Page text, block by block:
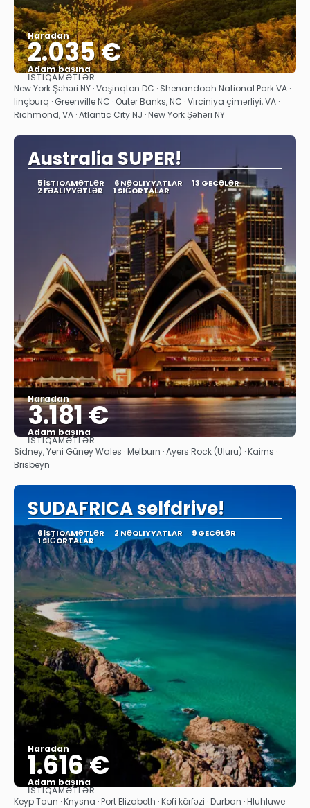
Haradan
2.035 €
Adam başına
Baxın
İSTIQAMƏTLƏR
New York Şəhəri NY · Vaşinqton DC · Shenandoah National Park VA ·
linçburq · Greenville NC · Outer Banks, NC · Virciniya çimərliyi, VA ·
Richmond, VA · Atlantic City NJ · New York Şəhəri NY
Australia SUPER!
5 İSTIQAMƏTLƏR 6 NƏQLIYYATLAR 13 GECƏLƏR
2 FƏALIYYƏTLƏR 1 SIĞORTALAR
Haradan
3.181 €
Adam başına
Baxın
İSTIQAMƏTLƏR
Sidney, Yeni Güney Wales · Melburn · Ayers Rock (Uluru) · Kairns ·
Brisbeyn
SUDAFRICA selfdrive!
6 İSTIQAMƏTLƏR 2 NƏQLIYYATLAR 9 GECƏLƏR
1 SIĞORTALAR
Haradan
1.616 €
Adam başına
Baxın
İSTIQAMƏTLƏR
Keyp Taun · Knysna · Port Elizabeth · Kofi körfəzi · Durban · Hluhluwe